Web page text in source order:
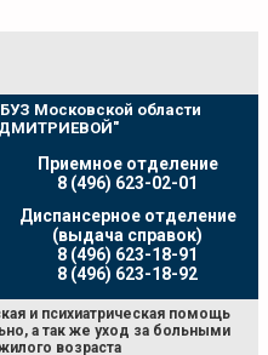
Московской области
Приемное отделение
8 (496) 623-02-01
Диспансерное отделение
(выдача справок)
8 (496) 623-18-91
8 (496) 623-18-92
и психиатрическая помощь
а так же уход за больными
возраста